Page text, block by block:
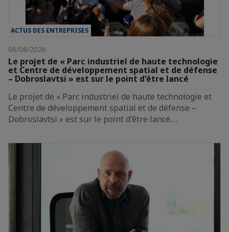
ACTUS DES ENTREPRISES
06/08/2026
Le projet de « Parc industriel de haute technologie
et Centre de développement spatial et de défense
– Dobroslavtsi » est sur le point d'être lancé
Le projet de « Parc industriel de haute technologie et
Centre de développement spatial et de défense –
Dobroslavtsi » est sur le point d'être lancé.…